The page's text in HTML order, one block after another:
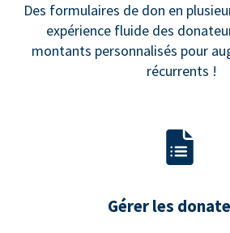
Des formulaires de don en
expérience fluide des
montants personnalisés pour
récurrents !
Gérer les